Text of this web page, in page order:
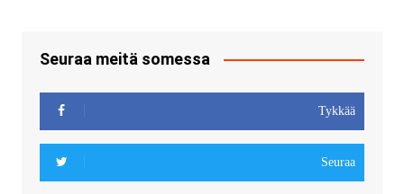
Seuraa meitä somessa
Tykkää
Seuraa